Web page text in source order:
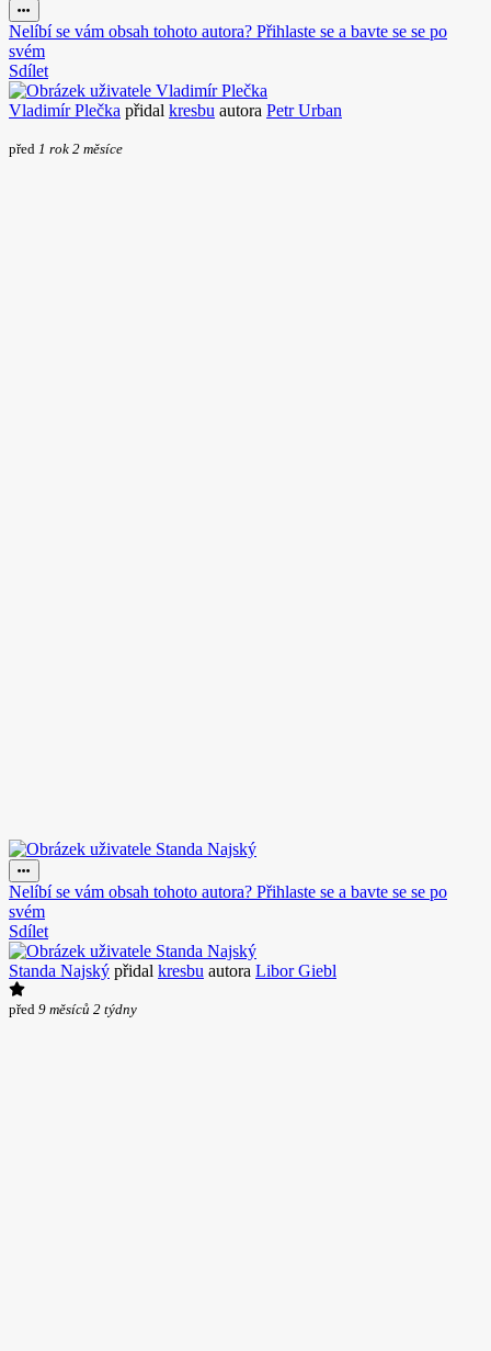
Nelíbí se vám obsah tohoto autora? Přihlaste se a bavte se se po
svém
Sdílet
Vladimír Plečka přidal kresbu autora Petr Urban
před 1 rok 2 měsíce
Nelíbí se vám obsah tohoto autora? Přihlaste se a bavte se se po
svém
Sdílet
Standa Najský přidal kresbu autora Libor Giebl
před 9 měsíců 2 týdny